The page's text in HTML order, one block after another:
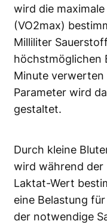
wird die
(VO2max)
Milliliter
höchstmöglichen
Minute verwerten
Parameter wird
gestaltet.
Durch kleine
wird während der
Laktat-Wert
eine Belastung
der notwendige